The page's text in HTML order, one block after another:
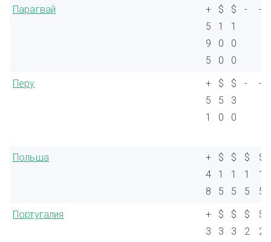
Парагвай
+
5
9
5
$
1
0
0
$
1
0
0
- -
Перу
+
5
1
$
5
0
$
3
0
- -
Польша
+
4
8
$
1
5
$
1
5
$
1
5
$
1
5
Португалия
+
3
$
3
$
3
$
2
$
2